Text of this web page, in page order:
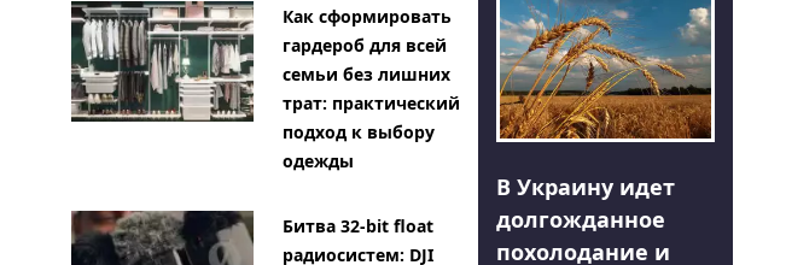
Как сформировать
гардероб для всей
семьи без лишних
трат: практический
подход к выбору
одежды
Битва 32-bit float
радиосистем: DJI
В Украину идет
долгожданное
похолодание и